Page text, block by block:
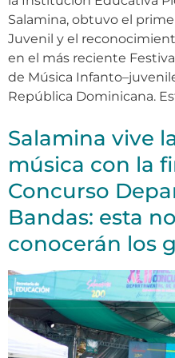
Salamina, obtuvo el
Juvenil y el
en el más reciente
de Música
República Dominicana.
Salamina vive
música con la
Concurso
Bandas: esta
conocerán los